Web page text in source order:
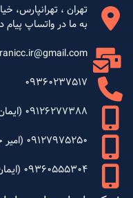
تهران ، تهرانپارس،
به ما در واتساپ پیام
09360237517
09126277388 (ایمان حبیبی)
09127975250 (امیر حبیبی)
09360555304 (ایمان حبیبی واتساپ)